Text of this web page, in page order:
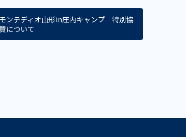
モンテディオ山形in庄内キャンプ 特別協
賛について